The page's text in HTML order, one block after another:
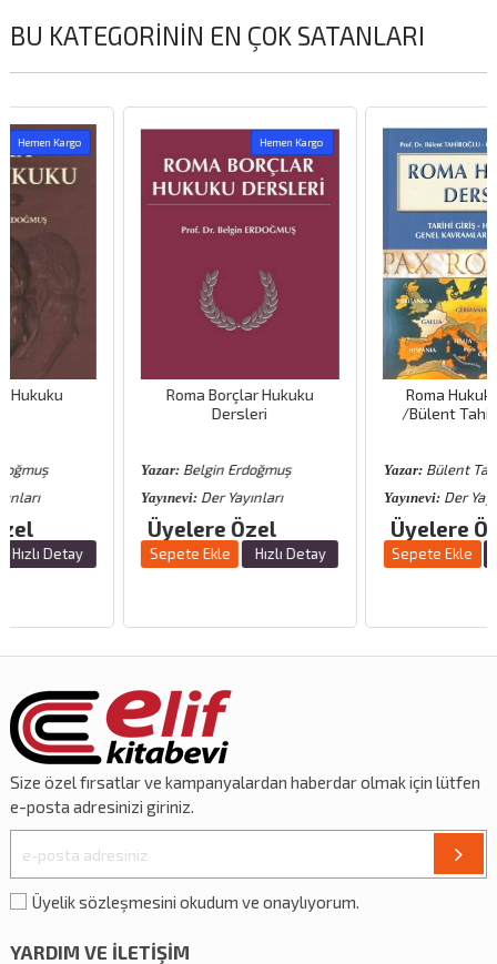
BU KATEGORININ EN ÇOK SATANLARI
Roma Borçlar Hukuku
Belgin Erdoğmuş
Der Yayınları
Üyelere Özel
Sepete Ekle Hızlı Detay
Roma Hukuku Dersleri
/Bülent Tahiroğlu 2023
Bülent Tahiroğlu
Der Yayınları
Üyelere Özel
Sepete Ekle Hızlı Detay
Size özelfırsatlarve kampanyalardan haberdar olmak için lütfen
e-posta adresinizi giriniz.
Üyelik sözleşmesini okudum ve onaylıyorum.
YARDIM VE İLETİŞİM